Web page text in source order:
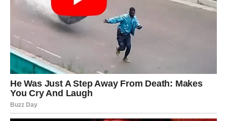
Ovo je bolan, ali oslobađajući period. Jer tek kada se
suoče sa istinom – Ribe mogu da krenu dalje.